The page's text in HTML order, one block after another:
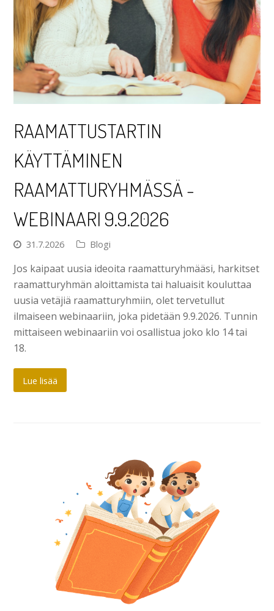
RAAMATTUSTARTIN
KÄYTTÄMINEN
RAAMATTURYHMÄSSÄ -
WEBINAARI 9.9.2026
31.7.2026 Blogi
Jos kaipaat uusia ideoita raamatturyhmääsi, harkitset
raamatturyhmän aloittamista tai haluaisit kouluttaa
uusia vetäjiä raamatturyhmiin, olet tervetullut
ilmaiseen webinaariin, joka pidetään 9.9.2026. Tunnin
mittaiseen webinaariin voi osallistua joko klo 14 tai
18.
Lue lisää